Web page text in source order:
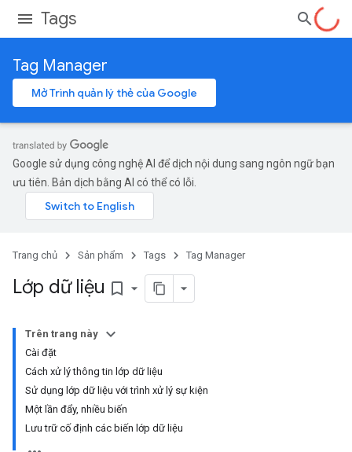
Tags
Tag Manager
Mở Trình quản lý thẻ của Google
Google sử dụng công nghệ AI để dịch nội dung sang ngôn ngữ bạn
ưu tiên. Bản dịch bằng AI có thể có lỗi.
Trang chủ Sản phẩm Tags Tag Manager
Lớp dữ liệu bookmark_border
Trên trang này
Cài đặt
Cách xử lý thông tin lớp dữ liệu
Sử dụng lớp dữ liệu với trình xử lý sự kiện
Một lần đẩy, nhiều biến
Lưu trữ cố định các biến lớp dữ liệu